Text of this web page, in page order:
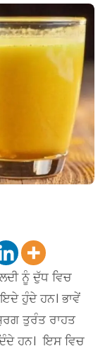
ਨੂੰ ਦੁੱਧ ਵਿਚ
ਹੁੰਦੇ ਹਨ। ਭਾਵੇਂ
ਤੁਰੰਤ ਰਾਹਤ
ਹਨ। ਇਸ ਵਿਚ